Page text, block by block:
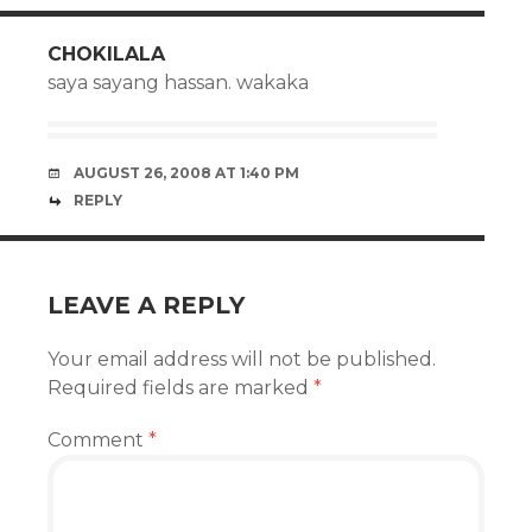
CHOKILALA
saya sayang hassan. wakaka
AUGUST 26, 2008 AT 1:40 PM
REPLY
LEAVE A REPLY
Your email address will not be published.
Required fields are marked *
Comment *